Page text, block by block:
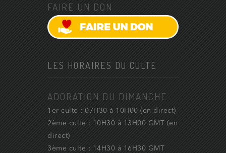
FAIRE UN DON
LES HORAIRES DU CULTE
ADORATION DU DIMANCHE
1er culte : 07H30 à 10H00 (en direct)
2ème culte : 10H30 à 13H00 GMT (en
direct)
3ème culte : 14H30 à 16H30 GMT